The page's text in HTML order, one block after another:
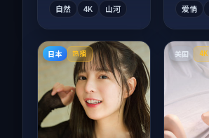
自然 4K 山河 爱情
日本 热播 美国 4K